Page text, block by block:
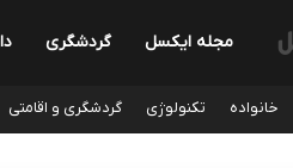
مجله ایکسل گردشگری
خانواده تکنولوژی گردشگری و اقامتی